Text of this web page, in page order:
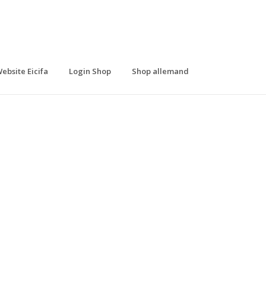
Eicifa Login Shop Shop allemand